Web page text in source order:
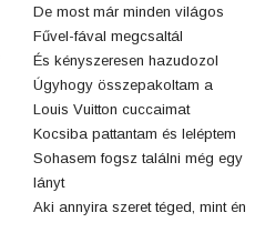
De most már minden világos
Fűvel-fával megcsaltál
És kényszeresen hazudozol
Úgyhogy összepakoltam a
Louis Vuitton cuccaimat
Kocsiba pattantam és leléptem
Sohasem fogsz találni még egy
lányt
Aki annyira szeret téged, mint én